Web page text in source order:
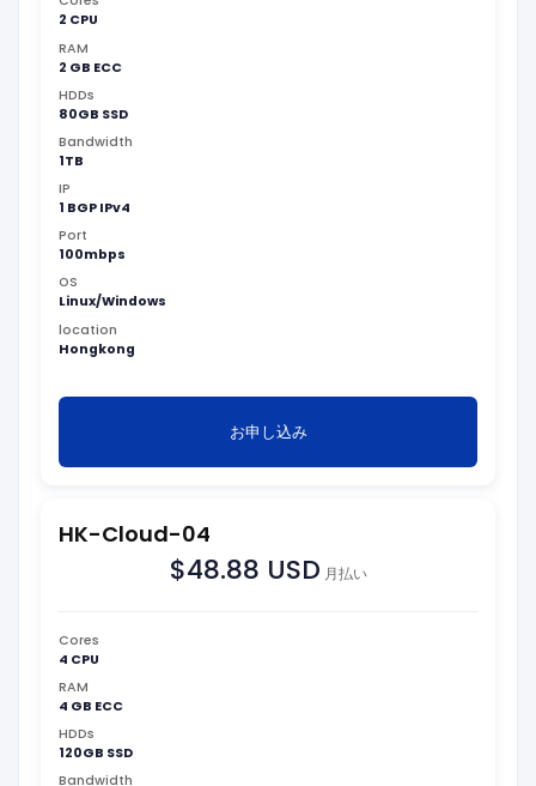
2 CPU
RAM
2 GB ECC
HDDs
80GB SSD
Bandwidth
1TB
IP
1 BGP IPv4
Port
100mbps
OS
Linux/Windows
location
Hongkong
お申し込み
HK-Cloud-04
$48.88 USD 月払い
Cores
4 CPU
RAM
4 GB ECC
HDDs
120GB SSD
Bandwidth